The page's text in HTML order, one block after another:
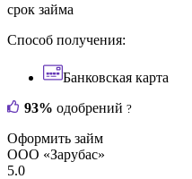
срок займа
Способ получения:
Банковская карта
93% одобрений ?
Оформить займ
ООО «Зарубас»
5.0